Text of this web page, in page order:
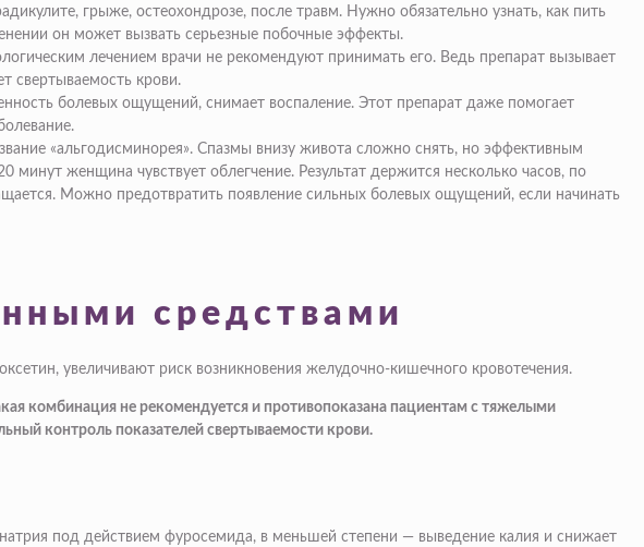
грыже, остеохондрозе, после травм. Нужно обязательно узнать, как пить
он может вызвать серьезные побочные эффекты.
лечением врачи не рекомендуют принимать его. Ведь препарат вызывает
свертываемость крови.
болевых ощущений, снимает воспаление. Этот препарат даже помогает
«альгодисминорея». Спазмы внизу живота сложно снять, но эффективным
женщина чувствует облегчение. Результат держится несколько часов, по
Можно предотвратить появление сильных болевых ощущений, если начинать
средствами
увеличивают риск возникновения желудочно-кишечного кровотечения.
комбинация не рекомендуется и противопоказана пациентам с тяжелыми
контроль показателей свертываемости крови.
под действием фуросемида, в меньшей степени — выведение калия и снижает